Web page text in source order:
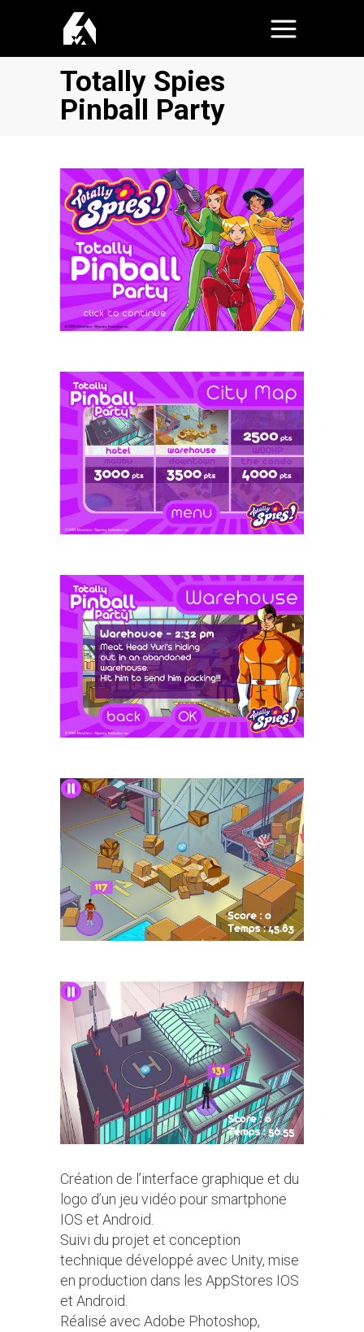
Totally Spies
Pinball Party
Création de l’interface graphique et du
logo d’un jeu vidéo pour smartphone
IOS et Android.
Suivi du projet et conception
technique développé avec Unity, mise
en production dans les AppStores IOS
et Android.
Réalisé avec Adobe Photoshop,